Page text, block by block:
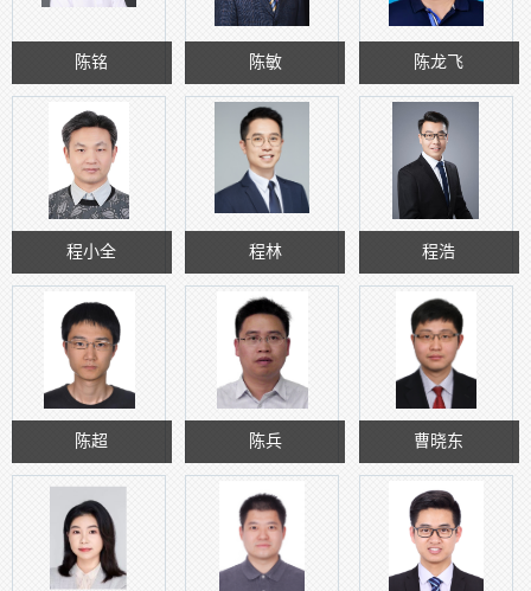
陈铭 陈敏 陈龙飞
程小全 程林 程浩
陈超 陈兵 曹晓东